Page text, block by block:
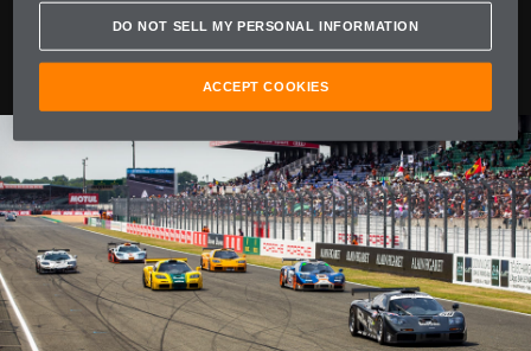
istinto e abilità che fa la differenza tra la
sopravvivenza e la gloria.
DO NOT SELL MY PERSONAL INFORMATION
ACCEPT COOKIES